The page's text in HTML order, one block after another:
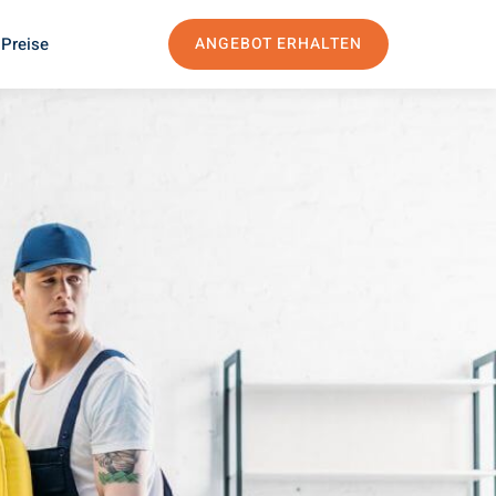
ANGEBOT ERHALTEN